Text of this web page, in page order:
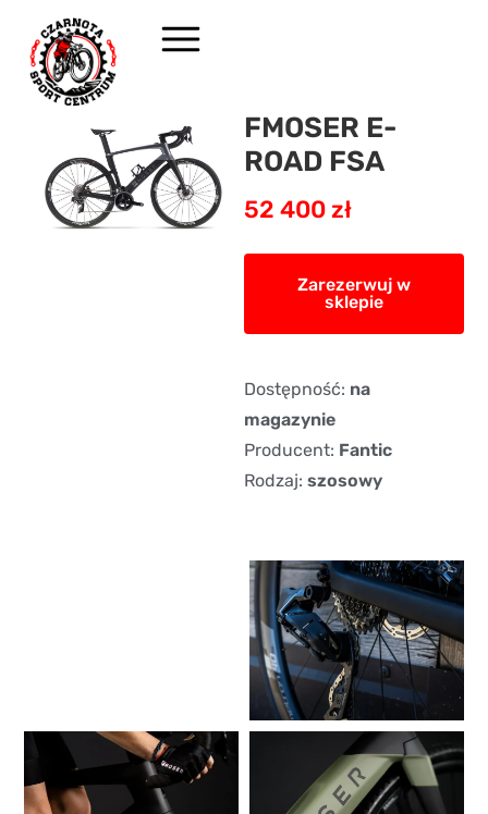
FMOSER E-
ROAD FSA
52 400 zł
Zarezerwuj w
sklepie
Dostępność: na
magazynie
Producent: Fantic
Rodzaj: szosowy